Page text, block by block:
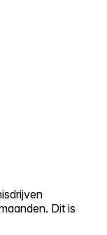
Dit is